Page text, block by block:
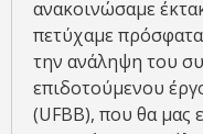
ανακοινώσαμε
πετύχαμε
την ανάληψη του
επιδοτούμενου
(UFBB), που θα μας